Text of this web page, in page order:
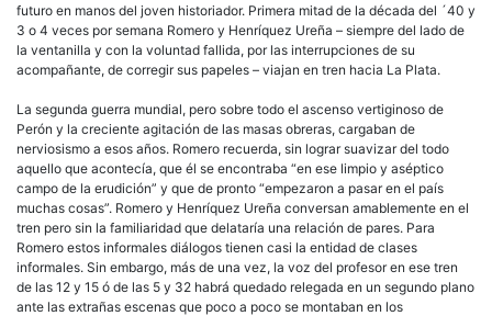
futuro en manos del joven historiador. Primera mitad de la década del ´40 y
3 o 4 veces por semana Romero y Henríquez Ureña – siempre del lado de
la ventanilla y con la voluntad fallida, por las interrupciones de su
acompañante, de corregir sus papeles – viajan en tren hacia La Plata.
La segunda guerra mundial, pero sobre todo el ascenso vertiginoso de
Perón y la creciente agitación de las masas obreras, cargaban de
nerviosismo a esos años. Romero recuerda, sin lograr suavizar del todo
aquello que acontecía, que él se encontraba “en ese limpio y aséptico
campo de la erudición” y que de pronto “empezaron a pasar en el país
muchas cosas”. Romero y Henríquez Ureña conversan amablemente en el
tren pero sin la familiaridad que delataría una relación de pares. Para
Romero estos informales diálogos tienen casi la entidad de clases
informales. Sin embargo, más de una vez, la voz del profesor en ese tren
de las 12 y 15 ó de las 5 y 32 habrá quedado relegada en un segundo plano
ante las extrañas escenas que poco a poco se montaban en los